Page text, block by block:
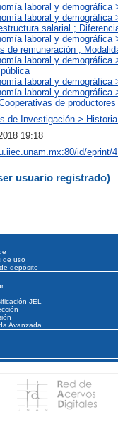
laboral y demográfica
laboral y demográfica
salarial ;
laboral y demográfica
de remuneración ;
laboral y demográfica
laboral y demográfica
laboral y demográfica
de
de Investigación >
19:18
id/eprint/
usuario registrado)
de uso
depósito
JEL
Avanzada